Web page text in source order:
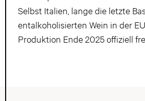
Selbst Italien, lange die letzte
entalkoholisierten Wein in der
Produktion Ende 2025 offiziell